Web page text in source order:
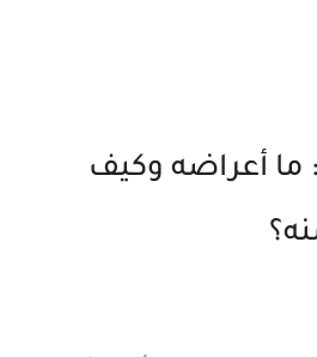
ما أعراضه وكيف